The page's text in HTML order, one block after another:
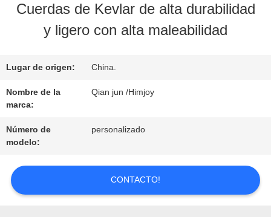
FÁBRICA
CONTROL
DE
CALIDAD
Cuerdas de Kevlar de alta durabilidad
y ligero con alta maleabilidad
Lugar de origen: China.
Nombre de la
marca:
Qian jun /Himjoy
Número de
modelo:
personalizado
CONTACTO!